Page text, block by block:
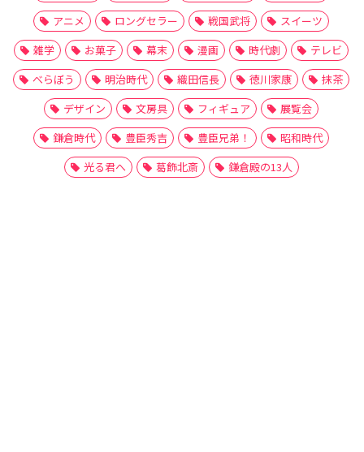
アニメ
ロングセラー 戦国武将
スイーツ
雑学
お菓子 幕末 漫画 時代劇
テレビ
べらぼう
明治時代 織田信長 徳川家康
抹茶
デザイン
文房具 フィギュア
展覧会
鎌倉時代
豊臣秀吉 豊臣兄弟！
昭和時代
光る君へ
葛飾北斎 鎌倉殿の13人